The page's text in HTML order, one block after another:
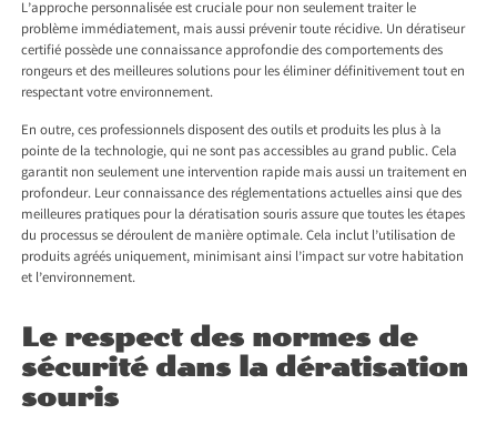
L’approche personnalisée est cruciale pour non seulement traiter le
problème immédiatement, mais aussi prévenir toute récidive. Un dératiseur
certifié possède une connaissance approfondie des comportements des
rongeurs et des meilleures solutions pour les éliminer définitivement tout en
respectant votre environnement.
En outre, ces professionnels disposent des outils et produits les plus à la
pointe de la technologie, qui ne sont pas accessibles au grand public. Cela
garantit non seulement une intervention rapide mais aussi un traitement en
profondeur. Leur connaissance des réglementations actuelles ainsi que des
meilleures pratiques pour la dératisation souris assure que toutes les étapes
du processus se déroulent de manière optimale. Cela inclut l’utilisation de
produits agréés uniquement, minimisant ainsi l’impact sur votre habitation
et l’environnement.
Le respect des normes de
sécurité dans la dératisation
souris